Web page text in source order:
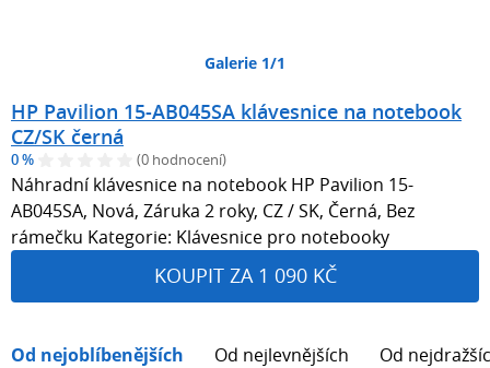
Galerie 1/1
HP Pavilion 15-AB045SA klávesnice na notebook
CZ/SK černá
0 % (0 hodnocení)
Náhradní klávesnice na notebook HP Pavilion 15-
AB045SA, Nová, Záruka 2 roky, CZ / SK, Černá, Bez
rámečku Kategorie: Klávesnice pro notebooky
KOUPIT ZA 1 090 KČ
Od nejoblíbenějších Od nejlevnějších Od